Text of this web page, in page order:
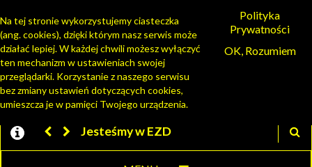
PORTAL MIESZKAŃCA
Jesteśmy w EZD
Polityka
Prywatności
OK, Rozumiem
Na tej stronie wykorzystujemy ciasteczka
(ang. cookies), dzięki którym nasz serwis może
działać lepiej. W każdej chwili możesz wyłączyć
ten mechanizm w ustawieniach swojej
przeglądarki. Korzystanie z naszego serwisu
bez zmiany ustawień dotyczących cookies,
umieszcza je w pamięci Twojego urządzenia.